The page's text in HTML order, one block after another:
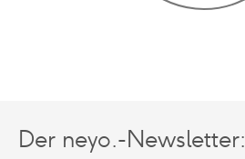
Der neyo.-Newsletter: